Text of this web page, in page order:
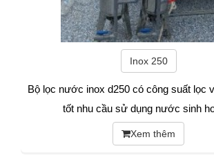
Inox 250
Bộ lọc nước inox d250 có công suất lọc
tốt nhu cầu sử dụng nước sinh
Xem thêm